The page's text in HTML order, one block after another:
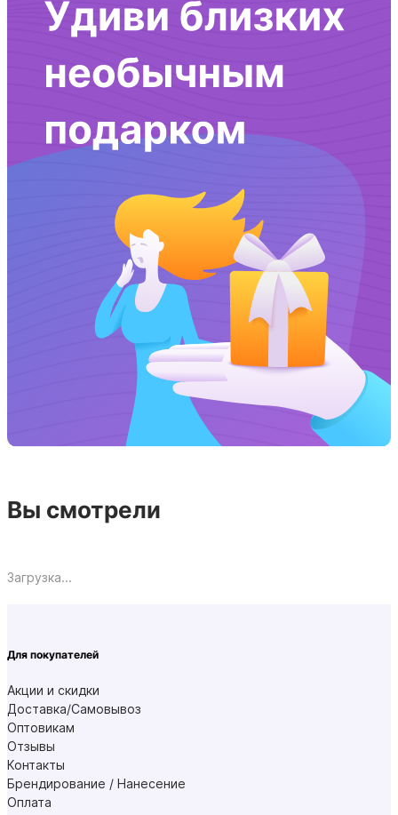
Вы смотрели
Загрузка...
Для покупателей
Акции и скидки
Доставка/Самовывоз
Оптовикам
Отзывы
Контакты
Брендирование / Нанесение
Оплата